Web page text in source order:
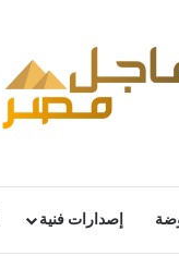
إصدارات فنية